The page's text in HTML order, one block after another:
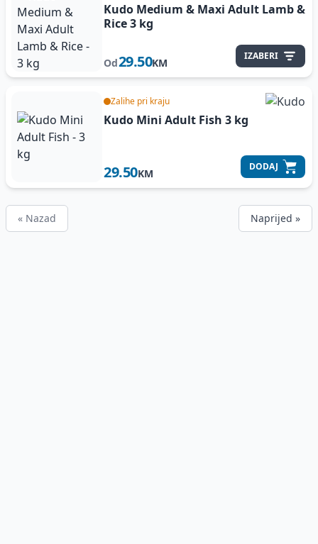
Kudo Medium & Maxi Adult Lamb &
Rice3 kg
Od29.50KM
IZABERI
Zalihe pri kraju
Kudo Mini Adult Fish 3 kg
29.50KM
DODAJ
« Nazad Naprijed »